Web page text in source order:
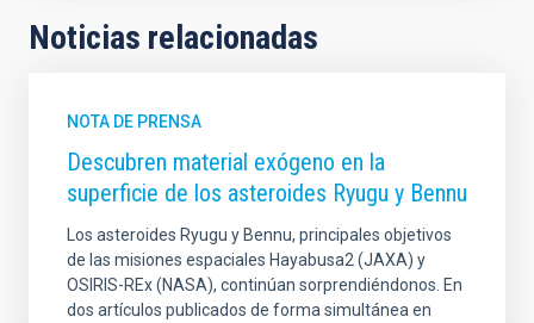
Noticias relacionadas
NOTA DE PRENSA
Descubren material exógeno en la
superficie de los asteroides Ryugu y Bennu
Los asteroides Ryugu y Bennu, principales objetivos
de las misiones espaciales Hayabusa2 (JAXA) y
OSIRIS-REx (NASA), continúan sorprendiéndonos. En
dos artículos publicados de forma simultánea en